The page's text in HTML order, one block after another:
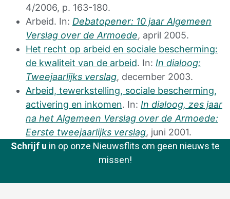
4/2006, p. 163-180.
Arbeid. In: Debatopener: 10 jaar Algemeen
Verslag over de Armoede, april 2005.
Het recht op arbeid en sociale bescherming:
de kwaliteit van de arbeid. In: In dialoog:
Tweejaarlijks verslag, december 2003.
Arbeid, tewerkstelling, sociale bescherming,
activering en inkomen. In: In dialoog, zes jaar
na het Algemeen Verslag over de Armoede:
Eerste tweejaarlijks verslag, juni 2001.
Schrijf u in op onze Nieuwsflits om geen nieuws te
missen!